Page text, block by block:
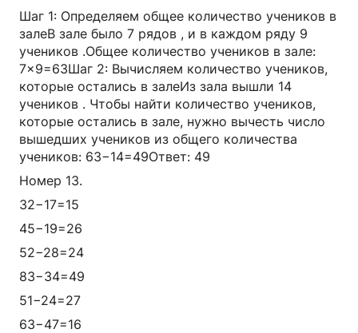
Шаг 1: Определяем общее количество учеников в
залеВ зале было 7 рядов , и в каждом ряду 9
учеников .Общее количество учеников в зале:
7×9=63Шаг 2: Вычисляем количество учеников,
которые остались в залеИз зала вышли 14
учеников . Чтобы найти количество учеников,
которые остались в зале, нужно вычесть число
вышедших учеников из общего количества
учеников: 63−14=49Ответ: 49
Номер 13.
32−17=15​
45−19=26​
52−28=24​
83−34=49​
51−24=27​
63−47=16​